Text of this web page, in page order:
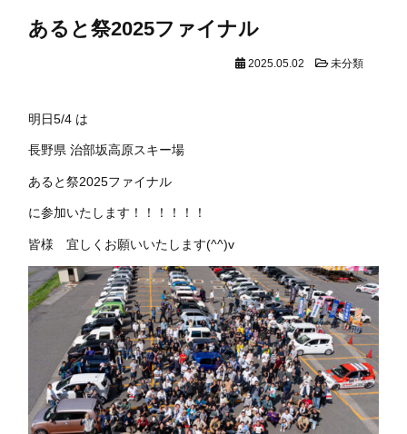
あると祭2025ファイナル
2025.05.02 未分類
明日5/4 は
長野県 治部坂高原スキー場
あると祭2025ファイナル
に参加いたします！！！！！！
皆様 宜しくお願いいたします(^^)v